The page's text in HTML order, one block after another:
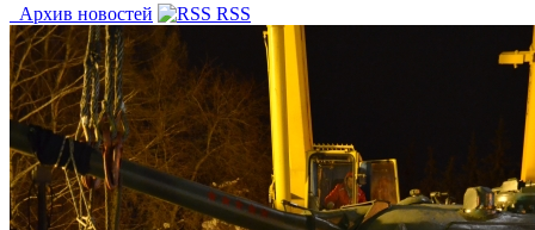
Архив новостей
RSS